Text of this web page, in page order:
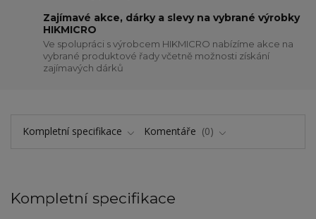
Zajímavé akce, dárky a slevy na vybrané výrobky
HIKMICRO
Ve spolupráci s výrobcem HIKMICRO nabízíme akce na
vybrané produktové řady včetně možnosti získání
zajímavých dárků
Kompletní specifikace Komentáře 0
Kompletní specifikace